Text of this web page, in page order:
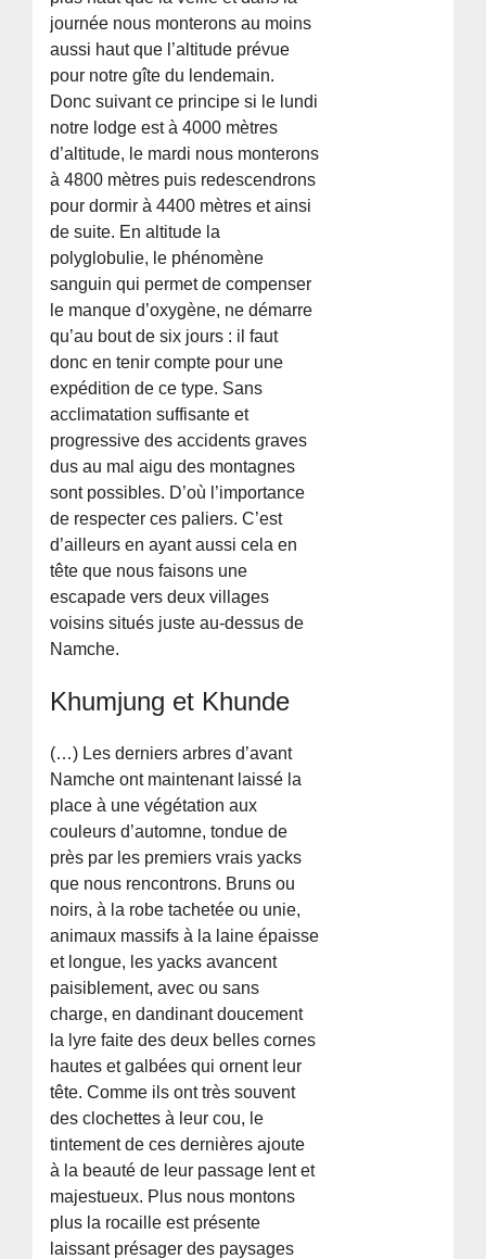
journée nous monterons au moins
aussi haut que l’altitude prévue
pour notre gîte du lendemain.
Donc suivant ce principe si le lundi
notre lodge est à 4000 mètres
d’altitude, le mardi nous monterons
à 4800 mètres puis redescendrons
pour dormir à 4400 mètres et ainsi
de suite. En altitude la
polyglobulie, le phénomène
sanguin qui permet de compenser
le manque d’oxygène, ne démarre
qu’au bout de six jours : il faut
donc en tenir compte pour une
expédition de ce type. Sans
acclimatation suffisante et
progressive des accidents graves
dus au mal aigu des montagnes
sont possibles. D’où l’importance
de respecter ces paliers. C’est
d’ailleurs en ayant aussi cela en
tête que nous faisons une
escapade vers deux villages
voisins situés juste au-dessus de
Namche.
Khumjung et Khunde
(…) Les derniers arbres d’avant
Namche ont maintenant laissé la
place à une végétation aux
couleurs d’automne, tondue de
près par les premiers vrais yacks
que nous rencontrons. Bruns ou
noirs, à la robe tachetée ou unie,
animaux massifs à la laine épaisse
et longue, les yacks avancent
paisiblement, avec ou sans
charge, en dandinant doucement
la lyre faite des deux belles cornes
hautes et galbées qui ornent leur
tête. Comme ils ont très souvent
des clochettes à leur cou, le
tintement de ces dernières ajoute
à la beauté de leur passage lent et
majestueux. Plus nous montons
plus la rocaille est présente
laissant présager des paysages